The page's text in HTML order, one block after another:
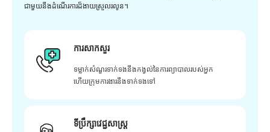
ជាមួយនឹងដំណើរការដ៏ងាយស្រួលរលូន។
ការសាកសួរ
ទម្លាក់សំណួរទាក់ទងនឹងកង្វល់នៃការព្យាបាលរបស់អ្នក
ហើយក្រុមការងារនឹងទាក់ទងទៅ
ទីប្រឹក្សាវេជ្ជសាស្ត្រ